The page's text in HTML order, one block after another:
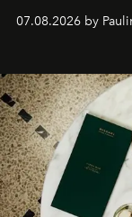
07.08.2026 by